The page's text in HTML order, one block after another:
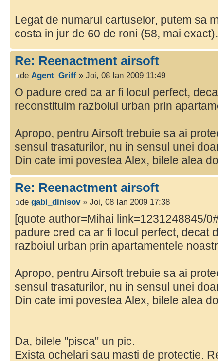
Legat de numarul cartuselor, putem sa
costa in jur de 60 de roni (58, mai exact).
Re: Reenactment airsoft
de Agent_Griff » Joi, 08 Ian 2009 11:49
O padure cred ca ar fi locul perfect,
reconstituim razboiul urban prin
Apropo, pentru Airsoft trebuie sa ai
sensul trasaturilor, nu in sensul unei
Din cate imi povestea Alex, bilele alea
Re: Reenactment airsoft
de gabi_dinisov» Joi, 08 Ian 2009 17:38
[quote author=Mihai link=1231248845/
padure cred ca ar fi locul perfect, decat
razboiul urban prin apartamentele
Apropo, pentru Airsoft trebuie sa ai
sensul trasaturilor, nu in sensul unei
Din cate imi povestea Alex, bilele alea
Da, bilele "pisca" un pic.
Exista ochelari sau masti de protectie.